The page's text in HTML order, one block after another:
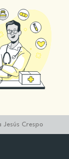
Jesús Crespo